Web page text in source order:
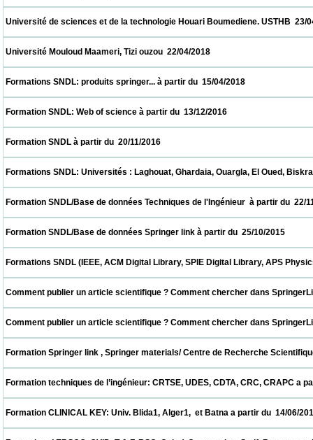
Université de sciences et de la technologie Houari Boumediene.
Université Mouloud Maameri, Tizi ouzou  22/04/2018
Formations SNDL: produits springer... à partir du  15/04/2018
Formation SNDL: Web of science à partir du  13/12/2016
Formation SNDL à partir du  20/11/2016
Formations SNDL: Universités : Laghouat, Ghardaia, Ouargla, El
Formation SNDL/Base de données Techniques de l'Ingénieur  à
Formation SNDL/Base de données Springer link à partir du  25/
Formations SNDL (IEEE, ACM Digital Library, SPIE Digital Library,
Comment publier un article scientifique ? Comment chercher dans
Comment publier un article scientifique ? Comment chercher dans
Formation Springer link , Springer materials/ Centre de Recherche
Formation techniques de l’ingénieur: CRTSE, UDES, CDTA, CRC,
Formation CLINICAL KEY: Univ. Blida1, Alger1,  et Batna a partir